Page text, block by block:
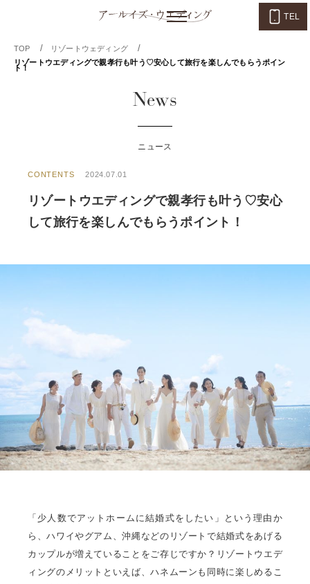
TEL
TOP / リゾートウェディング /
リゾートウエディングで親孝行も叶う♡安心して旅行を楽しんでもらうポイン
ト！
News
ニュース
CONTENTS 2024.07.01
リゾートウエディングで親孝行も叶う♡安心
して旅行を楽しんでもらうポイント！
「少人数でアットホームに結婚式をしたい」という理由か
ら、ハワイやグアム、沖縄などのリゾートで結婚式をあげる
カップルが増えていることをご存じですか？リゾートウエデ
ィングのメリットといえば、ハネムーンも同時に楽しめるこ